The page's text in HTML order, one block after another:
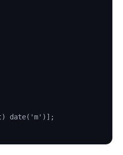
date('m')];